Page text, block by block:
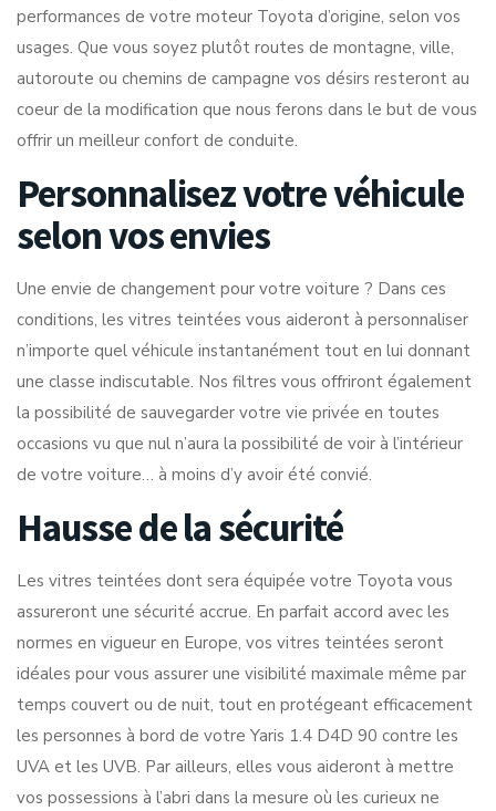
performances de votre moteur Toyota d’origine, selon vos
usages. Que vous soyez plutôt routes de montagne, ville,
autoroute ou chemins de campagne vos désirs resteront au
coeur de la modification que nous ferons dans le but de vous
offrir un meilleur confort de conduite.
Personnalisez votre véhicule
selon vos envies
Une envie de changement pour votre voiture ? Dans ces
conditions, les vitres teintées vous aideront à personnaliser
n’importe quel véhicule instantanément tout en lui donnant
une classe indiscutable. Nos filtres vous offriront également
la possibilité de sauvegarder votre vie privée en toutes
occasions vu que nul n’aura la possibilité de voir à l’intérieur
de votre voiture… à moins d’y avoir été convié.
Hausse de la sécurité
Les vitres teintées dont sera équipée votre Toyota vous
assureront une sécurité accrue. En parfait accord avec les
normes en vigueur en Europe, vos vitres teintées seront
idéales pour vous assurer une visibilité maximale même par
temps couvert ou de nuit, tout en protégeant efficacement
les personnes à bord de votre Yaris 1.4 D4D 90 contre les
UVA et les UVB. Par ailleurs, elles vous aideront à mettre
vos possessions à l’abri dans la mesure où les curieux ne